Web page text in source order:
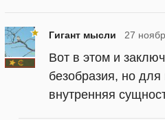
Гигант мысли 27
Вот в этом и
безобразия, но
внутренняя